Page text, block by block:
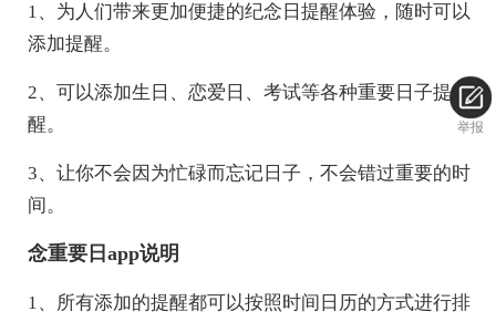
1、为人们带来更加便捷的纪念日提醒体验，随时可以
添加提醒。
2、可以添加生日、恋爱日、考试等各种重要日子提
醒。
3、让你不会因为忙碌而忘记日子，不会错过重要的时
间。
念重要日app说明
1、所有添加的提醒都可以按照时间日历的方式进行排
举报